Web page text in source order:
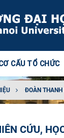
CẤU TỔ CHỨC
ĐOÀN THANH
CỨU,